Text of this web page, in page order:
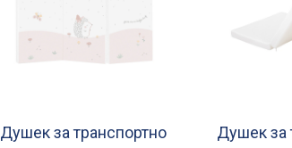
Душек за транспортно
Душек за